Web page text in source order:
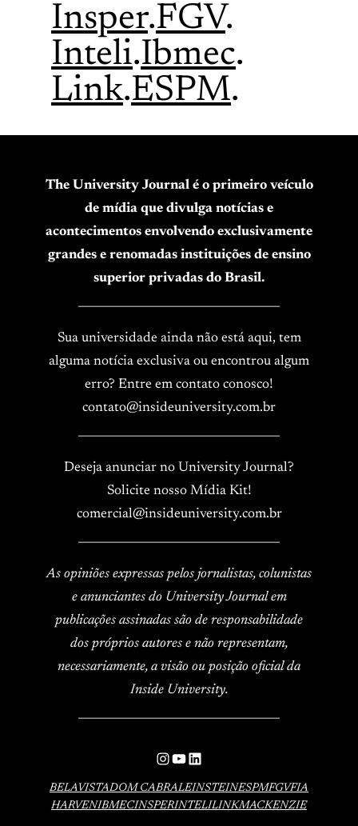
Insper.FGV.
Inteli.Ibmec.
Link.ESPM.
The University Journal é o primeiro veículo
de mídia que divulga notícias e
acontecimentos envolvendo exclusivamente
grandes e renomadas instituições de ensino
superior privadas do Brasil.
Sua universidade ainda não está aqui, tem
alguma notícia exclusiva ou encontrou algum
erro? Entre em contato conosco!
contato@insideuniversity.com.br
Deseja anunciar no University Journal?
Solicite nosso Mídia Kit!
comercial@insideuniversity.com.br
As opiniões expressas pelos jornalistas, colunistas
e anunciantes do University Journal em
publicações assinadas são de responsabilidade
dos próprios autores e não representam,
necessariamente, a visão ou posição oficial da
Inside University.
Instagram
YouTube
LinkedIn
BELAVISTADOM CABRALEINSTEINESPMFGVFIA
HARVENIBMECINSPERINTELILINKMACKENZIE